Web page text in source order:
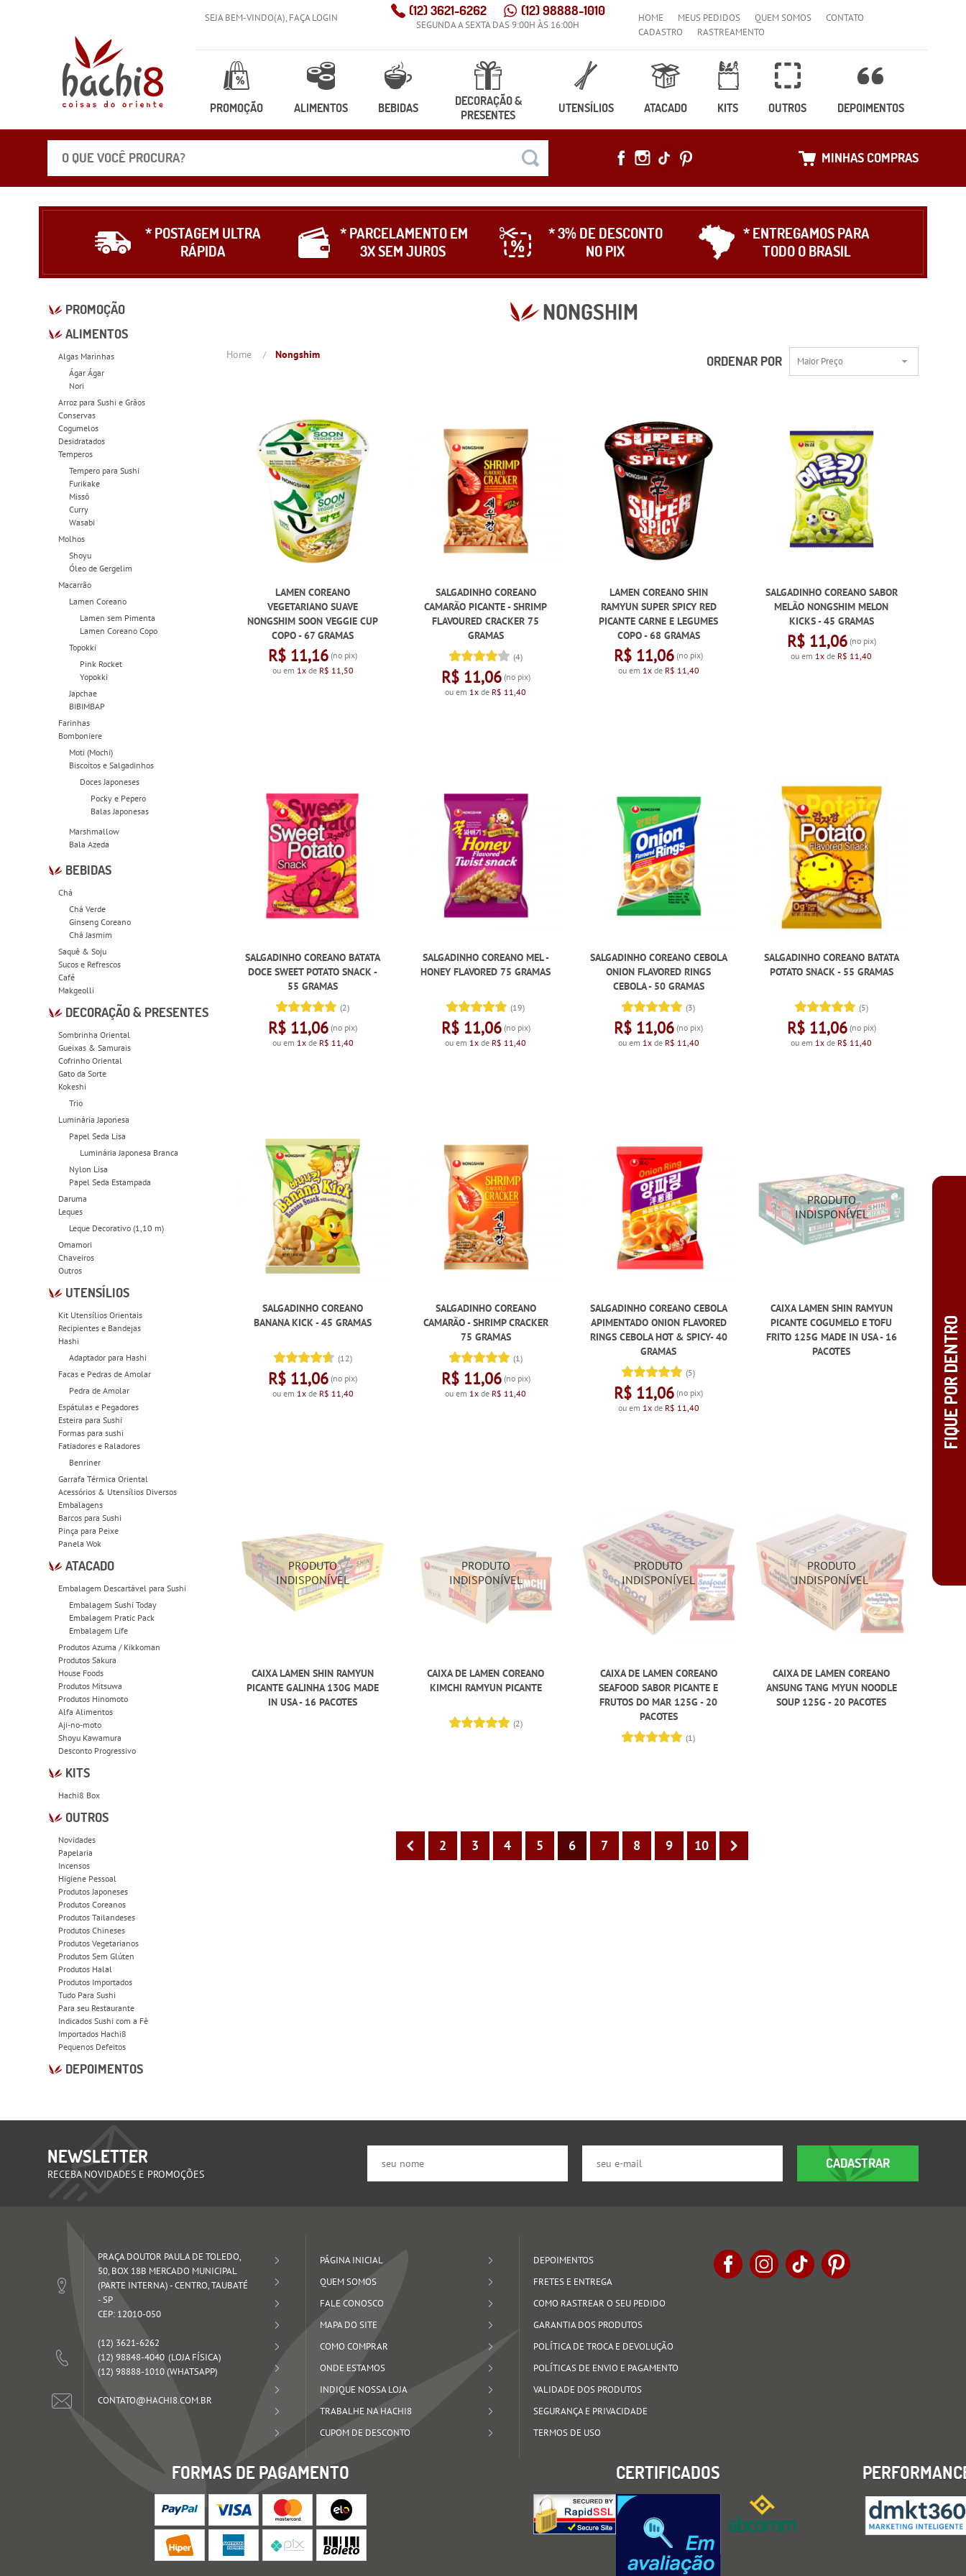
SEJA BEM-VINDO(A), FAÇA LOGIN (12)3621-6262 (12)98888-1010
SEGUNDA A SEXTA DAS 9:00H ÀS 16:00H
HOME MEUS PEDIDOS QUEM SOMOS
CONTATO
CADASTRO
RASTREAMENTO
PROMOÇÃO ALIMENTOS BEBIDAS
DECORAÇÃO &
PRESENTES
UTENSÍLIOS ATACADO KITS OUTROS DEPOIMENTOS
MINHAS COMPRAS
* POSTAGEM ULTRA
RÁPIDA
* PARCELAMENTO EM
3X SEM JUROS
* 3% DE DESCONTO
NO PIX
* ENTREGAMOS PARA
TODO O BRASIL
PROMOÇÃO
ALIMENTOS
Algas Marinhas
Ágar Ágar
Nori
Arroz para Sushi e Grãos
Conservas
Cogumelos
Desidratados
Temperos
Tempero para Sushi
Furikake
Missô
Curry
Wasabi
Molhos
Shoyu
Óleo de Gergelim
Macarrão
Lamen Coreano
Lamen sem Pimenta
Lamen Coreano Copo
Topokki
Pink Rocket
Yopokki
Japchae
BIBIMBAP
Farinhas
Bomboniere
Moti (Mochi)
Biscoitos e Salgadinhos
Doces Japoneses
Pocky e Pepero
Balas Japonesas
Marshmallow
Bala Azeda
BEBIDAS
Chá
Chá Verde
Ginseng Coreano
Chá Jasmim
Saquê & Soju
Sucos e Refrescos
Café
Makgeolli
DECORAÇÃO & PRESENTES
Sombrinha Oriental
Gueixas & Samurais
Cofrinho Oriental
Gato da Sorte
Kokeshi
Trio
Luminária Japonesa
Papel Seda Lisa
Luminária Japonesa Branca
Nylon Lisa
Papel Seda Estampada
Daruma
Leques
Leque Decorativo (1,10 m)
Omamori
Chaveiros
Outros
UTENSÍLIOS
Kit Utensílios Orientais
Recipientes e Bandejas
Hashi
Adaptador para Hashi
Facas e Pedras de Amolar
Pedra de Amolar
Espátulas e Pegadores
Esteira para Sushi
Formas para sushi
Fatiadores e Raladores
Benriner
Garrafa Térmica Oriental
Acessórios & Utensílios Diversos
Embalagens
Barcos para Sushi
Pinça para Peixe
Panela Wok
ATACADO
Embalagem Descartável para Sushi
Embalagem Sushi Today
Embalagem Pratic Pack
Embalagem Life
Produtos Azuma / Kikkoman
Produtos Sakura
House Foods
Produtos Mitsuwa
Produtos Hinomoto
Alfa Alimentos
Aji-no-moto
Shoyu Kawamura
Desconto Progressivo
KITS
Hachi8 Box
OUTROS
Novidades
Papelaria
Incensos
Higiene Pessoal
Produtos Japoneses
Produtos Coreanos
Produtos Tailandeses
Produtos Chineses
Produtos Vegetarianos
Produtos Sem Glúten
Produtos Halal
Produtos Importados
Tudo Para Sushi
Para seu Restaurante
Indicados Sushi com a Fê
Importados Hachi8
Pequenos Defeitos
DEPOIMENTOS
NONGSHIM
Home Nongshim ORDENAR POR Maior Preço
LAMEN COREANO
VEGETARIANO SUAVE
NONGSHIM SOON VEGGIE CUP
COPO - 67 GRAMAS
R$ 11,16 (no pix)
ou em 1xde R$ 11,50
SALGADINHO COREANO
CAMARÃO PICANTE - SHRIMP
FLAVOURED CRACKER 75
GRAMAS
(4)
R$ 11,06(no pix)
ou em 1x de R$ 11,40
LAMEN COREANO SHIN
RAMYUN SUPER SPICY RED
PICANTE CARNE E LEGUMES
COPO - 68 GRAMAS
R$ 11,06 (no pix)
ou em 1xde R$ 11,40
SALGADINHO COREANO SABOR
MELÃO NONGSHIM MELON
KICKS - 45 GRAMAS
R$ 11,06(no pix)
ou em 1x de R$ 11,40
SALGADINHO COREANO BATATA
DOCE SWEET POTATO SNACK -
55 GRAMAS
(2)
R$ 11,06 (no pix)
ou em 1xde R$ 11,40
SALGADINHO COREANO MEL -
HONEY FLAVORED 75 GRAMAS
(19)
R$ 11,06(no pix)
ou em 1x de R$ 11,40
SALGADINHO COREANO CEBOLA
ONION FLAVORED RINGS
CEBOLA - 50 GRAMAS
(3)
R$ 11,06 (no pix)
ou em 1xde R$ 11,40
SALGADINHO COREANO BATATA
POTATO SNACK - 55 GRAMAS
(5)
R$ 11,06(no pix)
ou em 1x de R$ 11,40
SALGADINHO COREANO
BANANA KICK - 45 GRAMAS
(12)
R$ 11,06 (no pix)
ou em 1xde R$ 11,40
SALGADINHO COREANO
CAMARÃO - SHRIMP CRACKER
75 GRAMAS
(1)
R$ 11,06(no pix)
ou em 1x de R$ 11,40
SALGADINHO COREANO CEBOLA
APIMENTADO ONION FLAVORED
RINGS CEBOLA HOT & SPICY- 40
GRAMAS
(5)
R$ 11,06 (no pix)
ou em 1xde R$ 11,40
CAIXA LAMEN SHIN RAMYUN
PICANTE COGUMELO E TOFU
FRITO 125G MADE IN USA - 16
PACOTES
CAIXA LAMEN SHIN RAMYUN
PICANTE GALINHA 130G MADE
IN USA - 16 PACOTES
CAIXA DE LAMEN COREANO
KIMCHI RAMYUN PICANTE
(2)
CAIXA DE LAMEN COREANO
SEAFOOD SABOR PICANTE E
FRUTOS DO MAR 125G - 20
PACOTES
(1)
CAIXA DE LAMEN COREANO
ANSUNG TANG MYUN NOODLE
SOUP 125G - 20 PACOTES
2 3 4 5 6 7 8 9 10
NEWSLETTER
RECEBA NOVIDADES E PROMOÇÕES
CADASTRAR
PRAÇA DOUTOR PAULA DE TOLEDO,
50, BOX 18B MERCADO MUNICIPAL
(PARTE INTERNA)-CENTRO, TAUBATÉ
-SP
CEP: 12010-050
(12) 3621-6262
(12) 98848-4040
(12) 98888-1010(WHATSAPP)
CONTATO@HACHI8.COM.BR
PÁGINA INICIAL
QUEM SOMOS
FALE CONOSCO
MAPA DO SITE
COMO COMPRAR
ONDE ESTAMOS
INDIQUE NOSSA LOJA
TRABALHE NA HACHI8
CUPOM DE DESCONTO
DEPOIMENTOS
FRETES E ENTREGA
COMO RASTREAR O SEU PEDIDO
GARANTIA DOS PRODUTOS
POLÍTICA DE TROCA E DEVOLUÇÃO
POLÍTICAS DE ENVIO E PAGAMENTO
VALIDADE DOS PRODUTOS
SEGURANÇA E PRIVACIDADE
TERMOS DE USO
FORMAS DE PAGAMENTO CERTIFICADOS